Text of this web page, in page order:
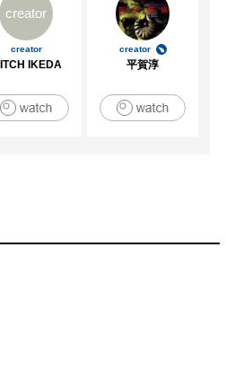
creator
creator
IKEDA
creator
平賀淳